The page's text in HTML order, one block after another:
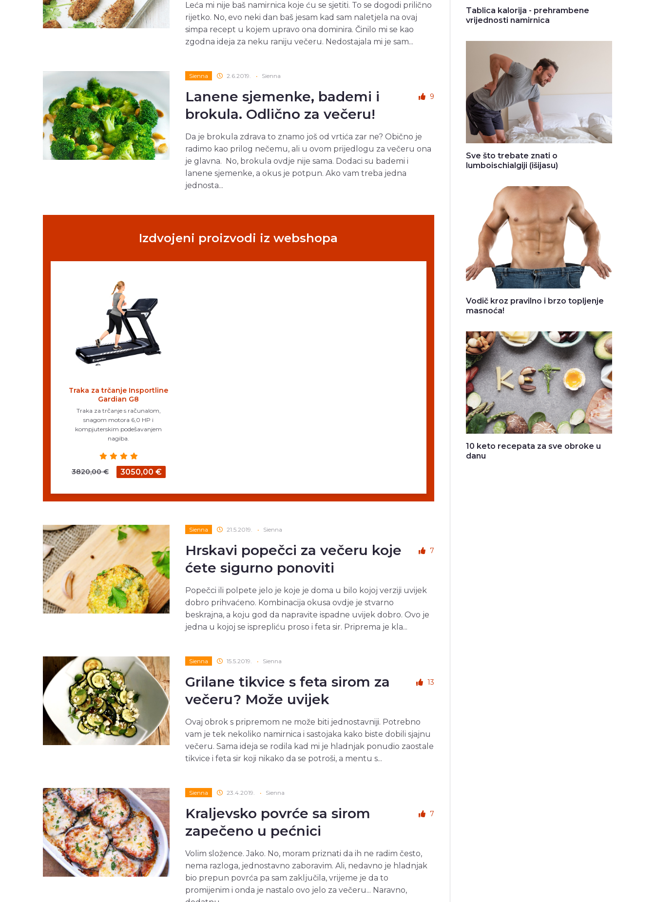
Leća mi nije baš namirnica koje ću se sjetiti. To se dogodi prilično
rijetko. No, evo neki dan baš jesam kad sam naletjela na ovaj
simpa recept u kojem upravo ona dominira. Činilo mi se kao
zgodna ideja za neku raniju večeru. Nedostajala mi je sam...
Sienna 2.6.2019. • Sienna
Lanene sjemenke, bademi i
brokula. Odlično za večeru!
9
Da je brokula zdrava to znamo još od vrtića zar ne? Obično je
radimo kao prilog nečemu, ali u ovom prijedlogu za večeru ona
je glavna. No, brokula ovdje nije sama. Dodaci su bademi i
lanene sjemenke, a okus je potpun. Ako vam treba jedna
jednosta...
Izdvojeni proizvodi iz webshopa
Traka za trčanje Insportline
Gardian G8
Traka za trčanje s računalom,
snagom motora 6,0 HP i
kompjuterskim podešavanjem
nagiba.
3820,00 € 3050,00 €
Sienna 21.5.2019. • Sienna
Hrskavi popečci za večeru koje
ćete sigurno ponoviti
7
Popečci ili polpete jelo je koje je doma u bilo kojoj verziji uvijek
dobro prihvaćeno. Kombinacija okusa ovdje je stvarno
beskrajna, a koju god da napravite ispadne uvijek dobro. Ovo je
jedna u kojoj se isprepliću proso i feta sir. Priprema je kla...
Sienna 15.5.2019. • Sienna
Grilane tikvice s feta sirom za
večeru? Može uvijek
13
Ovaj obrok s pripremom ne može biti jednostavniji. Potrebno
vam je tek nekoliko namirnica i sastojaka kako biste dobili sjajnu
večeru. Sama ideja se rodila kad mi je hladnjak ponudio zaostale
tikvice i feta sir koji nikako da se potroši, a mentu s...
Sienna 23.4.2019. • Sienna
Kraljevsko povrće sa sirom
zapečeno u pećnici
7
Volim složence. Jako. No, moram priznati da ih ne radim često,
nema razloga, jednostavno zaboravim. Ali, nedavno je hladnjak
bio prepun povrća pa sam zaključila, vrijeme je da to
promijenim i onda je nastalo ovo jelo za večeru... Naravno,
Tablica kalorija - prehrambene
vrijednosti namirnica
Sve što trebate znati o
lumboischialgiji (išijasu)
Vodič kroz pravilno i brzo topljenje
masnoća!
10 keto recepata za sve obroke u
danu